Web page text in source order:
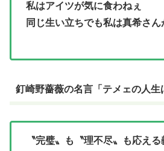
私はアイツが気に食わねぇ
同じ生い立ちでも私は真希さ
釘崎野薔薇の名言「テメェの人生
〝完璧〟も〝理不尽〟も応え